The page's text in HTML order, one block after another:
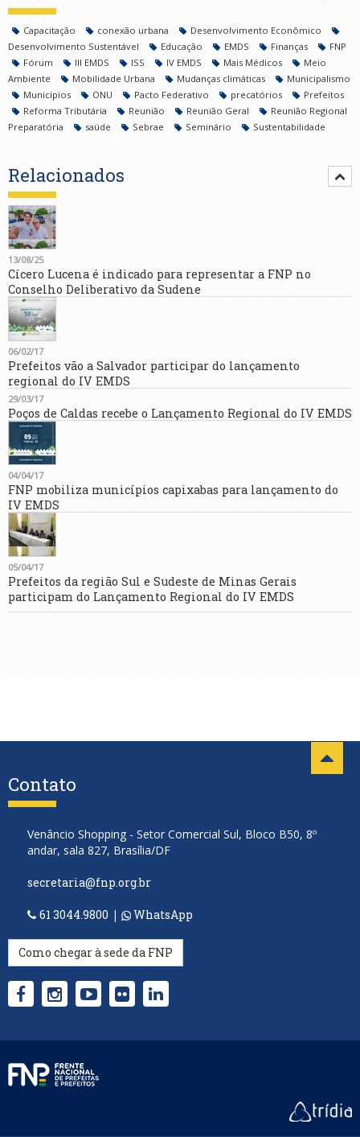
Capacitação conexão urbana
Desenvolvimento Econômico
Desenvolvimento Sustentável
Educação EMDS Finanças
FNP
Fórum
III EMDS ISS IV EMDS Mais Médicos
Meio
Ambiente
Mobilidade Urbana Mudanças climáticas
Municipalismo
Municípios
ONU Pacto Federativo precatórios
Prefeitos
Reforma Tributária
Reunião Reunião Geral
Reunião Regional
Preparatória
saúde Sebrae Seminário Sustentabilidade
Relacionados
13/08/25
Cícero Lucena é indicado para representar a FNP no
Conselho Deliberativo da Sudene
06/02/17
Prefeitos vão a Salvador participar do lançamento
regional do IV EMDS
29/03/17
Poços de Caldas recebe o Lançamento Regional do IV EMDS
04/04/17
FNP mobiliza municípios capixabas para lançamento do
IV EMDS
05/04/17
Prefeitos da região Sul e Sudeste de Minas Gerais
participam do Lançamento Regional do IV EMDS
Contato
Venâncio Shopping - Setor Comercial Sul, Bloco B50, 8º
andar, sala 827, Brasília/DF
secretaria@fnp.org.br
61 3044.9800 | WhatsApp
Como chegar à sede da FNP